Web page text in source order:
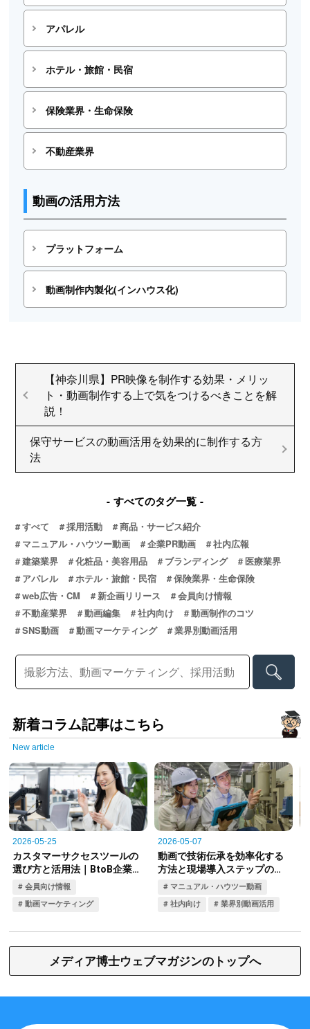
アパレル
ホテル・旅館・民宿
保険業界・生命保険
不動産業界
動画の活用方法
プラットフォーム
動画制作内製化(インハウス化)
【神奈川県】PR映像を制作する効果・メリッ
ト・動画制作する上で気をつけるべきことを解
説！
保守サービスの動画活用を効果的に制作する方
法
すべてのタグ一覧
すべて 採用活動
商品・サービス紹介
マニュアル・ハウツー動画
企業PR動画
社内広報
建築業界
化粧品・美容用品 ブランディング
医療業界
アパレル
ホテル・旅館・民宿
保険業界・生命保険
web広告・CM
新企画リリース
会員向け情報
不動産業界
動画編集 社内向け
動画制作のコツ
SNS動画
動画マーケティング 業界別動画活用
新着コラム記事はこちら
New article
メディア博士ウェブマガジンのトップへ